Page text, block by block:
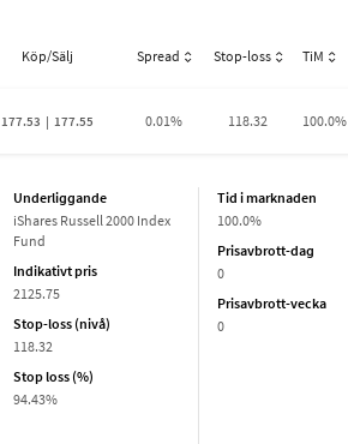
Köp/Sälj Spread Stop-loss TiM
177.49 | 177.51 0.01% 118.32 100.0%
Underliggande
iShares Russell 2000 Index
Fund
Indikativt pris
2125.75
Stop-loss (nivå)
118.32
Stop loss (%)
94.43%
Tid i marknaden
100.0%
Prisavbrott-dag
0
Prisavbrott-vecka
0